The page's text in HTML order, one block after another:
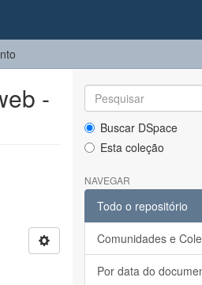
-
Buscar DSpace
Esta coleção
NAVEGAR
Todo o repositório
Comunidades e
Por data do